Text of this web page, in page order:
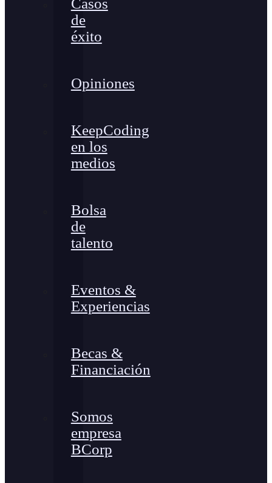
Casos
de
éxito
Opiniones
KeepCoding
en los
medios
Bolsa
de
talento
Eventos &
Experiencias
Becas &
Financiación
Somos
empresa
BCorp